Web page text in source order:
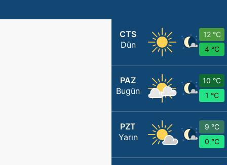
CTS
Dün
12 °C
4 °C
PAZ
Bugün
10 °C
1 °C
PZT
Yarın
9 °C
0 °C